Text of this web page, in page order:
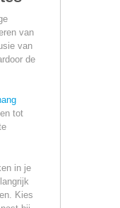
van
van
de
tot
in je
Kies